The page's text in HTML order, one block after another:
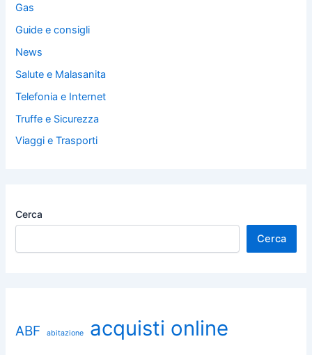
Gas
Guide e consigli
News
Salute e Malasanita
Telefonia e Internet
Truffe e Sicurezza
Viaggi e Trasporti
Cerca
Cerca
ABF abitazione
acquisti online